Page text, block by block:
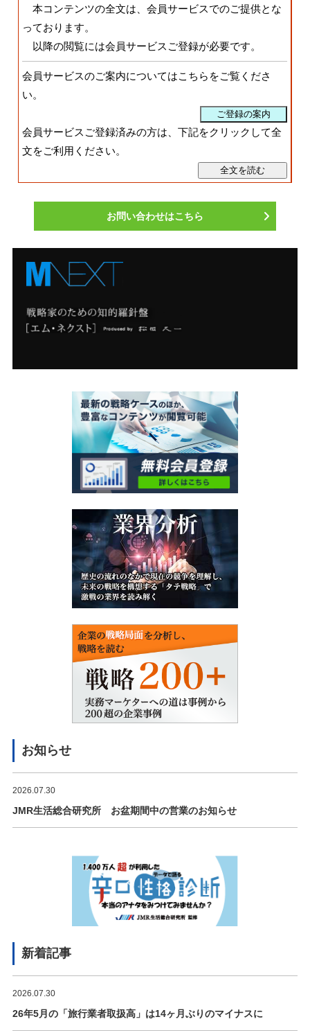
本コンテンツの全文は、会員サービスでのご提供とな
っております。
以降の閲覧には会員サービスご登録が必要です。
会員サービスのご案内についてはこちらをご覧くださ
い。
会員サービスご登録済みの方は、下記をクリックして全
文をご利用ください。
お問い合わせはこちら
お知らせ
2026.07.30
JMR生活総合研究所 お盆期間中の営業のお知らせ
新着記事
2026.07.30
26年5月の「旅行業者取扱高」は14ヶ月ぶりのマイナスに